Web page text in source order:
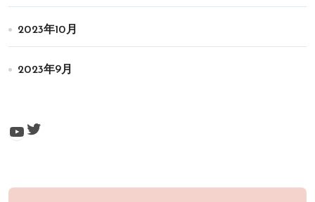
2023年10月
2023年9月
YouTube Twitter